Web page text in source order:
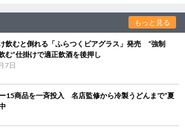
もっと見る
飲むと倒れる「ふらつくビアグラス」発売 “強制
む”仕掛けで適正飲酒を後押し
7日
15商品を一斉投入 名店監修から冷製うどんまで“夏